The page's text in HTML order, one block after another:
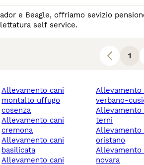
e Beagle, offriamo sevizio
self service.
1
allevamento cani
montalto uffugo
cosenza
allevamento cani
cremona
allevamento cani
basilicata
allevamento cani
allevamento cani
verbano-
allevamento cani narni
terni
allevamento cani
oristano
allevamento cani
novara